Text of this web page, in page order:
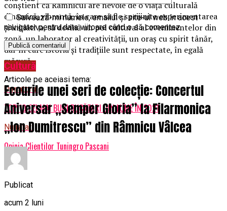
conștient că Râmnicul are nevoie de o viață culturală
dinamică, vibrantă, în care să fie sprijinite experimentarea
și inițiativa, să devină un pol cultural al evenimentelor din
zonă, un laborator al creativității, un oraș cu spirit tânăr,
dar în care istoria și tradițiile sunt respectate, în egală
măsură.
Articole pe aceiasi tema:
Urmatorul
TOP 10 CEI MAI BUNI BUCĂTARI DIN LUME ÎN 2021
Nu ratati
Opinia Clientilor Tuningro Pascani
Salvează-mi numele, emailul și site-ul web în acest
navigator pentru data viitoare când o să comentez.
Cultură
Ecourile unei seri de colecție: Concertul
Aniversar „Semper Gloria” la Filarmonica
„Ion Dumitrescu” din Râmnicu Vâlcea
Publicat
acum 2 luni